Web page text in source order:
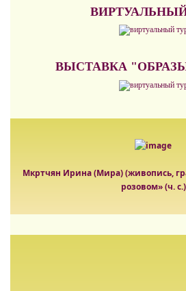
ВЫСТАВКА
Мкртчян Ирина (Мира) (живопись,
розовом» (ч. с.)